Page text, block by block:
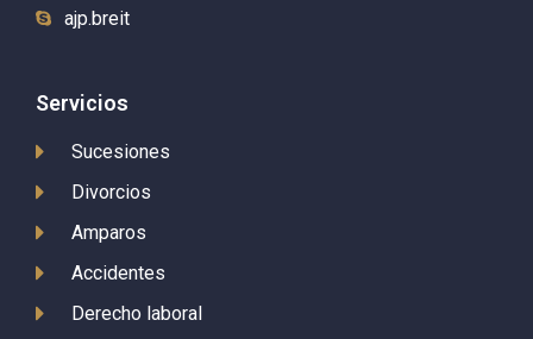
ajp.breit
Servicios
Sucesiones
Divorcios
Amparos
Accidentes
Derecho laboral